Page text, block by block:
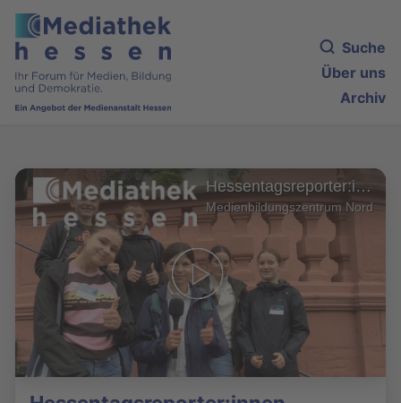
Suche
Über uns
Archiv
Hessentagsreporter:innen
Medienbildungszentrum Nord